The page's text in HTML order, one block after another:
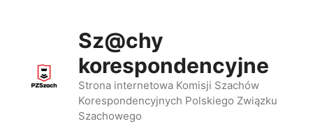
Sz@chy
korespondencyjne
Strona internetowa Komisji Szachów
Korespondencyjnych Polskiego Związku
Szachowego